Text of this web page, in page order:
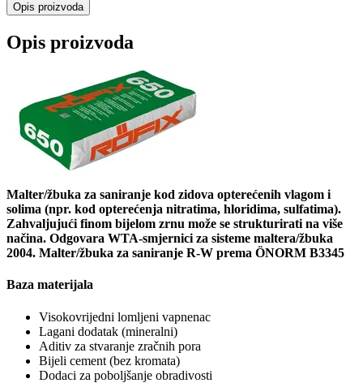
Opis proizvoda
Opis proizvoda
Malter/žbuka za saniranje kod zidova opterećenih vlagom i
solima (npr. kod opterećenja nitratima, hloridima, sulfatima).
Zahvaljujući finom bijelom zrnu može se strukturirati na više
načina. Odgovara WTA-smjernici za sisteme maltera/žbuka
2004. Malter/žbuka za saniranje R-W prema ÖNORM B3345
Baza materijala
Visokovrijedni lomljeni vapnenac
Lagani dodatak (mineralni)
Aditiv za stvaranje zračnih pora
Bijeli cement (bez kromata)
Dodaci za poboljšanje obradivosti